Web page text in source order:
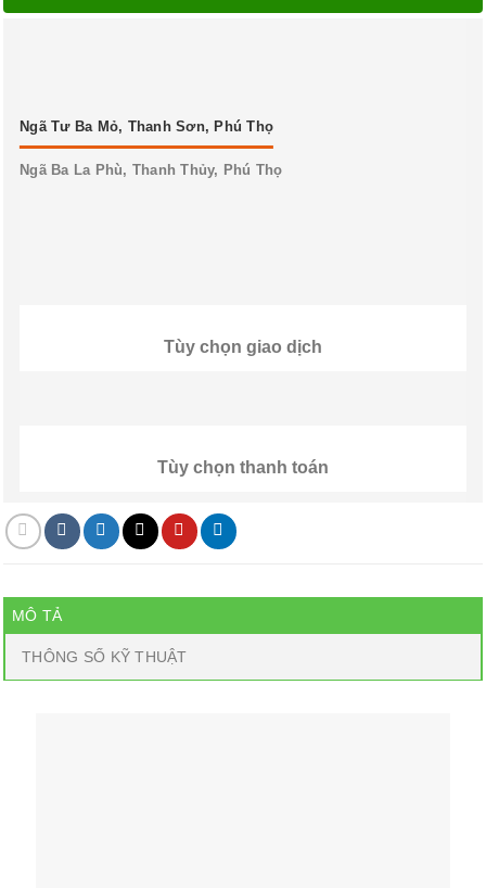
Ngã Tư Ba Mỏ, Thanh Sơn, Phú Thọ
Ngã Ba La Phù, Thanh Thủy, Phú Thọ
Tùy chọn giao dịch
Tùy chọn thanh toán
MÔ TẢ
THÔNG SỐ KỸ THUẬT